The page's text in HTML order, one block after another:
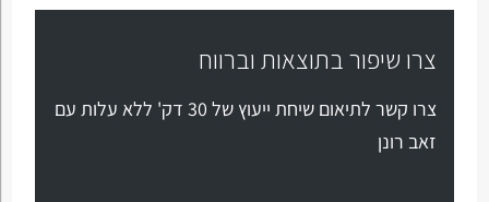
צרו שיפור בתוצאות וברווח
צרו קשר לתיאום שיחת ייעוץ של 30 דק' ללא עלות עם
זאב רונן